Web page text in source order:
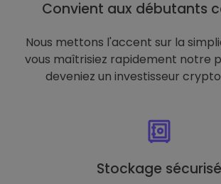
Convient aux débutants
Nous mettons l'accent sur la
vous maîtrisiez rapidement notre
deveniez un investisseur
Stockage sécurisé